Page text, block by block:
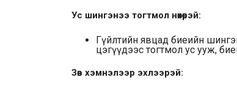
Ус шингэнээ тогтмол нөхөөрэй:
Гүйлтийн явцад биеийн
цэгүүдээс тогтмол ус ууж,
Зөв хэмнэлээр эхлээрэй: